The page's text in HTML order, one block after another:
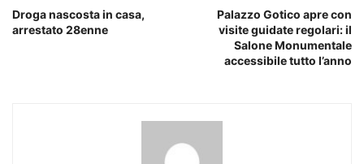
Droga nascosta in casa,
arrestato 28enne
Palazzo Gotico apre con
visite guidate regolari: il
Salone Monumentale
accessibile tutto l’anno